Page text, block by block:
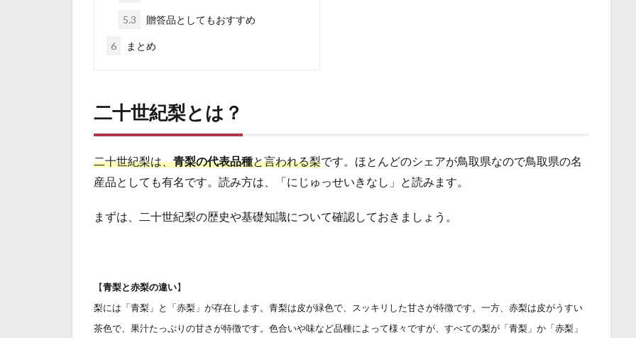
5.3 贈答品としてもおすすめ
6 まとめ
二十世紀梨とは？
二十世紀梨は、青梨の代表品種と言われる梨です。ほとんどのシェアが鳥取県なので鳥取県の名
産品としても有名です。読み方は、「にじゅっせいきなし」と読みます。
まずは、二十世紀梨の歴史や基礎知識について確認しておきましょう。
【青梨と赤梨の違い】
梨には「青梨」と「赤梨」が存在します。青梨は皮が緑色で、スッキリした甘さが特徴です。一方、赤梨は皮がうすい
茶色で、果汁たっぷりの甘さが特徴です。色合いや味など品種によって様々ですが、すべての梨が「青梨」か「赤梨」